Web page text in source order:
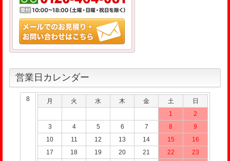
営業日カレンダー
8 月 火 水 木 金 土
日
1
2
3
4 5 6 7 8
9
10
11 12 13 14 15
16
17
18 19 20 21 22
23